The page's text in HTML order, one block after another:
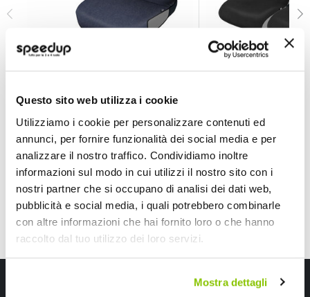
Questo sito web utilizza i cookie
Utilizziamo i cookie per personalizzare contenuti ed
annunci, per fornire funzionalità dei social media e per
analizzare il nostro traffico. Condividiamo inoltre
informazioni sul modo in cui utilizzi il nostro sito con i
nostri partner che si occupano di analisi dei dati web,
pubblicità e social media, i quali potrebbero combinarle
con altre informazioni che hai fornito loro o che hanno
raccolto dal tuo utilizzo dei loro servizi.
Mostra dettagli
Coprisedile Protettivo Anteriore Blue Jeans Line -
Universale
22,75 €
CONSEGNA IN 48H
Coprisedile
24,75 €
CONSEGNA IN 48H
Iscriviti alla newsletter Speedup